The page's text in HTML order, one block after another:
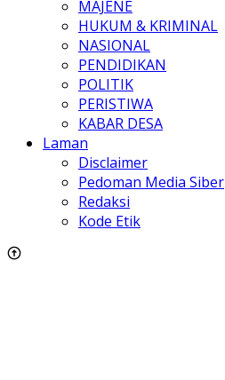
MAJENE
HUKUM & KRIMINAL
NASIONAL
PENDIDIKAN
POLITIK
PERISTIWA
KABAR DESA
Laman
Disclaimer
Pedoman Media Siber
Redaksi
Kode Etik